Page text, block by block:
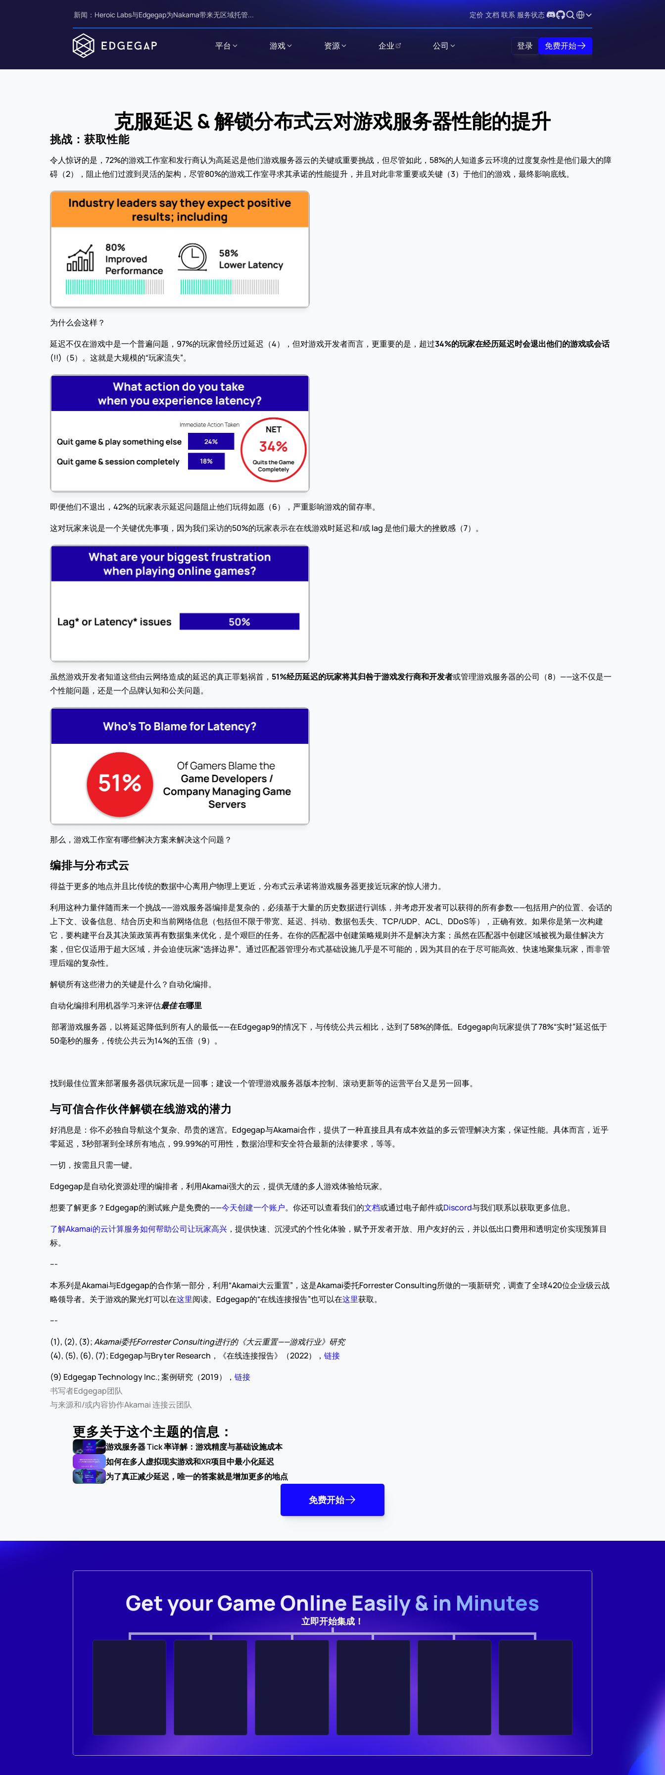
新闻：Heroic Labs与Edgegap为Nakama带来无区域托管... 定价 文档 联系 服务状态 Select Language
平台 游戏 资源 企业 公司 登录 免费开始
克服延迟 & 解锁分布式云对游戏服务器性能的提升
挑战：获取性能
令人惊讶的是，72%的游戏工作室和发行商认为高延迟是他们游戏服务器云的关键或重要挑战，但尽管如此，58%的人知道多云环境的过度复杂性是他们最大的障
碍（2），阻止他们过渡到灵活的架构，尽管80%的游戏工作室寻求其承诺的性能提升，并且对此非常重要或关键（3）于他们的游戏，最终影响底线。
为什么会这样？
延迟不仅在游戏中是一个普遍问题，97%的玩家曾经历过延迟（4），但对游戏开发者而言，更重要的是，超过34%的玩家在经历延迟时会退出他们的游戏或会话
(!!)（5）。这就是大规模的“玩家流失”。
即便他们不退出，42%的玩家表示延迟问题阻止他们玩得如愿（6），严重影响游戏的留存率。
这对玩家来说是一个关键优先事项，因为我们采访的50%的玩家表示在在线游戏时延迟和/或 lag 是他们最大的挫败感（7）。
虽然游戏开发者知道这些由云网络造成的延迟的真正罪魁祸首， 51%经历延迟的玩家将其归咎于游戏发行商和开发者或管理游戏服务器的公司（8）——这不仅是一
个性能问题，还是一个品牌认知和公关问题。
那么，游戏工作室有哪些解决方案来解决这个问题？
编排与分布式云
得益于更多的地点并且比传统的数据中心离用户物理上更近，分布式云承诺将游戏服务器更接近玩家的惊人潜力。
利用这种力量伴随而来一个挑战——游戏服务器编排是复杂的，必须基于大量的历史数据进行训练，并考虑开发者可以获得的所有参数——包括用户的位置、会话的
上下文、设备信息、结合历史和当前网络信息（包括但不限于带宽、延迟、抖动、数据包丢失、TCP/UDP、ACL、DDoS等），正确有效。如果你是第一次构建
它，要构建平台及其决策政策再有数据集来优化，是个艰巨的任务。在你的匹配器中创建策略规则并不是解决方案；虽然在匹配器中创建区域被视为最佳解决方
案，但它仅适用于超大区域，并会迫使玩家“选择边界”。通过匹配器管理分布式基础设施几乎是不可能的，因为其目的在于尽可能高效、快速地聚集玩家，而非管
理后端的复杂性。
解锁所有这些潜力的关键是什么？自动化编排。
自动化编排利用机器学习来评估最佳 在哪里
50毫秒的服务，传统公共云为14%的五倍（9）。
找到最佳位置来部署服务器供玩家玩是一回事；建设一个管理游戏服务器版本控制、滚动更新等的运营平台又是另一回事。
与可信合作伙伴解锁在线游戏的潜力
好消息是：你不必独自导航这个复杂、昂贵的迷宫。Edgegap与Akamai合作，提供了一种直接且具有成本效益的多云管理解决方案，保证性能。具体而言，近乎
零延迟，3秒部署到全球所有地点，99.99%的可用性，数据治理和安全符合最新的法律要求，等等。
一切，按需且只需一键。
Edgegap是自动化资源处理的编排者，利用Akamai强大的云，提供无缝的多人游戏体验给玩家。
想要了解更多？Edgegap的测试账户是免费的——今天创建一个账户。你还可以查看我们的文档或通过电子邮件或Discord与我们联系以获取更多信息。
了解Akamai的云计算服务如何帮助公司让玩家高兴，提供快速、沉浸式的个性化体验，赋予开发者开放、用户友好的云，并以低出口费用和透明定价实现预算目
标。
---
本系列是Akamai与Edgegap的合作第一部分，利用“Akamai大云重置”，这是Akamai委托Forrester Consulting所做的一项新研究，调查了全球420位企业级云战
略领导者。关于游戏的聚光灯可以在这里阅读。Edgegap的“在线连接报告”也可以在这里获取。
---
(1), (2), (3); Akamai委托Forrester Consulting进行的《大云重置——游戏行业》研究
(4), (5), (6), (7); Edgegap与Bryter Research，《在线连接报告》（2022）， 链接
(9) Edgegap Technology Inc.; 案例研究（2019）， 链接
书写者Edgegap团队
与来源和/或内容协作Akamai 连接云团队
更多关于这个主题的信息：
游戏服务器 Tick 率详解：游戏精度与基础设施成本
如何在多人虚拟现实游戏和XR项目中最小化延迟
为了真正减少延迟，唯一的答案就是增加更多的地点
免费开始
Get your Game Online Easily & in Minutes
立即开始集成！